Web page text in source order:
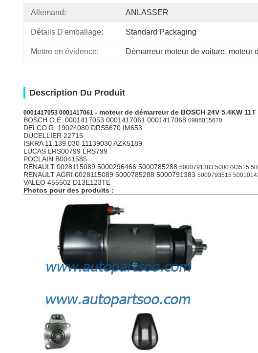
Allemand: ANLASSER
Détails D'emballage: Standard Packaging
Mettre en évidence: Démarreur moteur de voiture, moteur
Description Du Produit
0001417053 0001417061 - moteurde démarreurde BOSCH 24V 5.4KW 11T
BOSCH O.E. 0001417053 0001417061 0001417068 0986015670
DELCO R. 19024080 DRS5670 IM653
DUCELLIER 22715
ISKRA 11.139.030 11139030 AZK5189
LUCAS LRS00799 LRS799
POCLAIN B0041585
RENAULT 0028115089 5000296466 5000785288 5000791383 5000793515
RENAULT AGRI 0028115089 5000785288 5000791383 5000793515
VALEO 455502 D13E123TE
Photos pour des produits :